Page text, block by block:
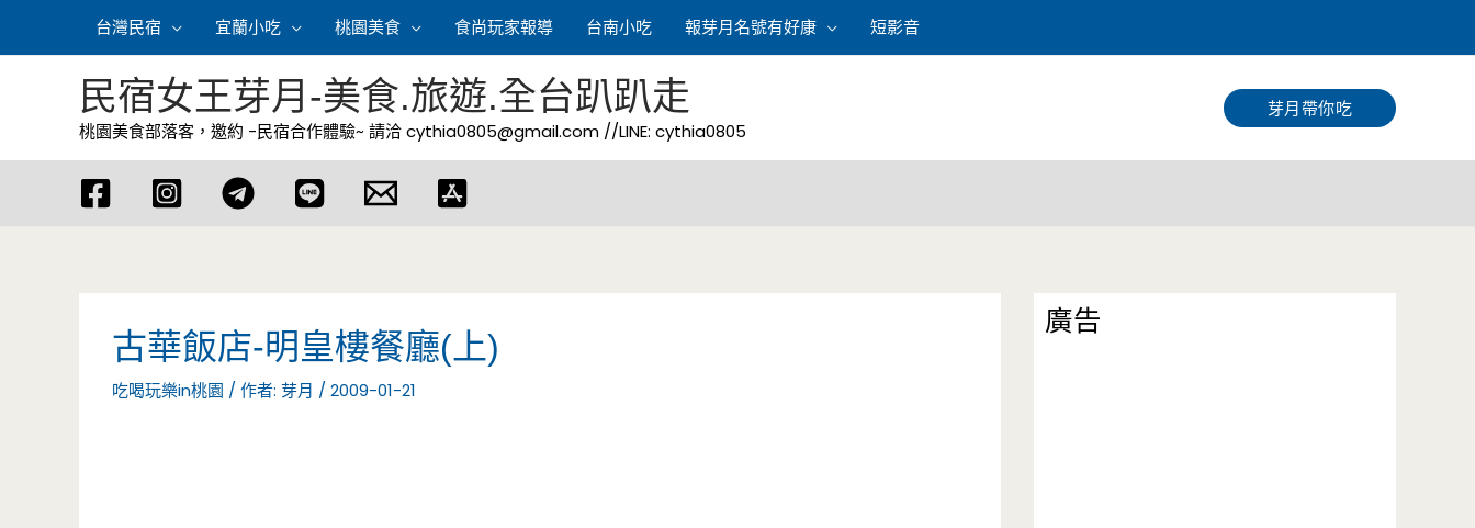
容
台灣民宿 宜蘭小吃 桃園美食 食尚玩家報導 台南小吃 報芽月名號有好康 短影音
尋
民宿女王芽月-美食.旅遊.全台趴趴走
桃園美食部落客，邀約 -民宿合作體驗~ 請洽cythia0805@gmail.com //LINE: cythia0805
芽月帶你吃
古華飯店-明皇樓餐廳(上)
吃喝玩樂in桃園 / 作者: 芽月 / 2009-01-21
廣告